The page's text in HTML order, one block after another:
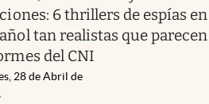
6 thrillers de espías en
tan realistas que parecen
del CNI
28 de Abril de